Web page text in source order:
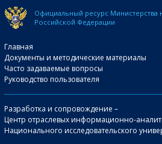
Официальный ресурс Министерства
Российской Федерации
Главная
Документы и методические материалы
Часто задаваемые вопросы
Руководство пользователя
Разработка и сопровождение –
Центр отраслевых информационно-
Национального исследовательского